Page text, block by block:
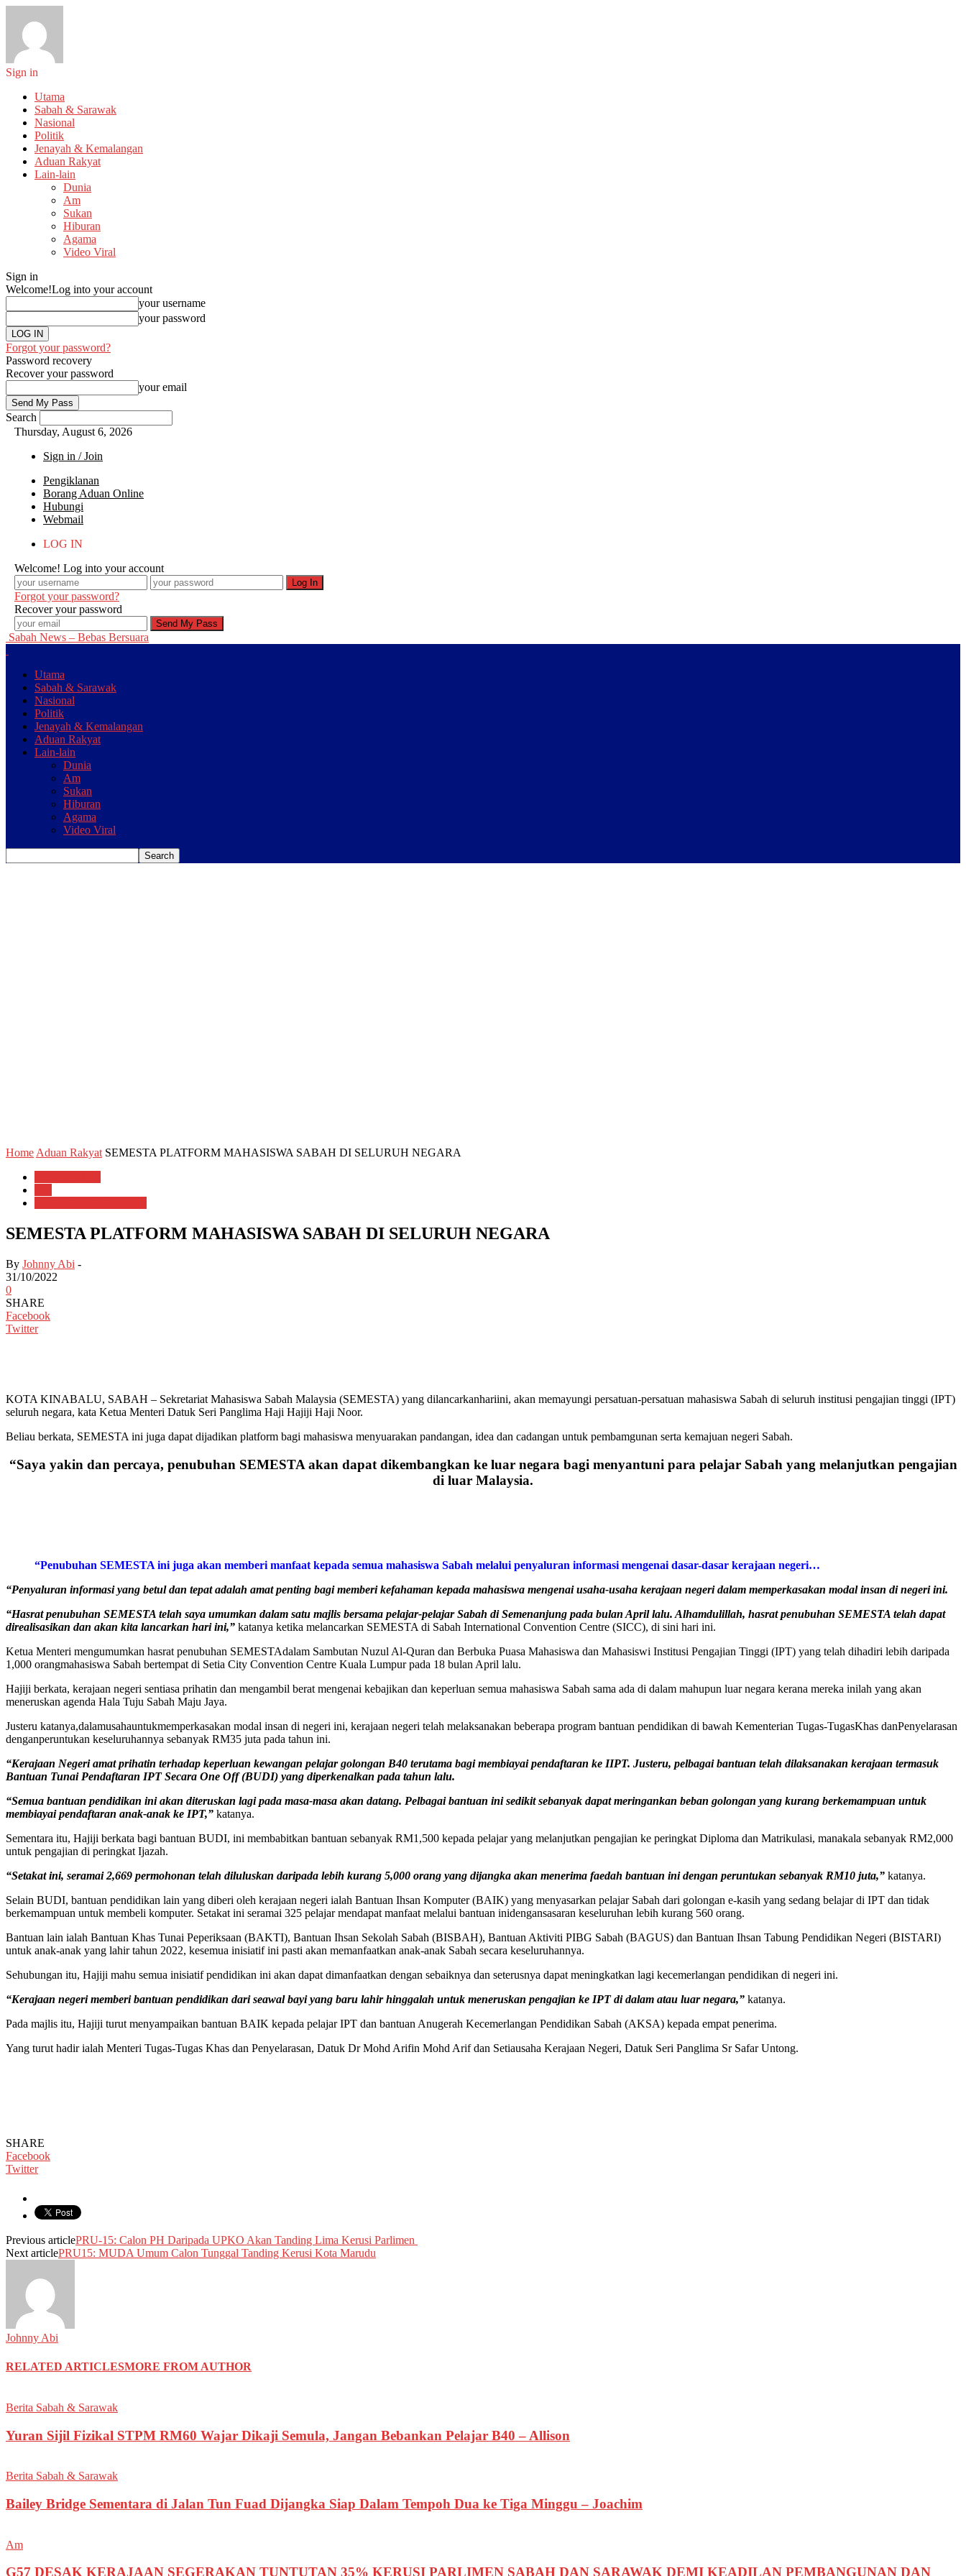
Sign in
Utama
Sabah & Sarawak
Nasional
Politik
Jenayah & Kemalangan
Aduan Rakyat
Lain-lain
Dunia
Am
Sukan
Hiburan
Agama
Video Viral
Sign in
Welcome!Log into your account
your username
your password
Forgot your password?
Password recovery
Recover your password
your email
Search
Thursday, August 6, 2026
Sign in / Join
Pengiklanan
Borang Aduan Online
Hubungi
Webmail
LOG IN
Welcome! Log into your account
Forgot your password?
Recover your password
Sabah News – Bebas Bersuara
Utama
Sabah & Sarawak
Nasional
Politik
Jenayah & Kemalangan
Aduan Rakyat
Lain-lain
Dunia
Am
Sukan
Hiburan
Agama
Video Viral
Home Aduan Rakyat SEMESTA PLATFORM MAHASISWA SABAH DI SELURUH NEGARA
SEMESTA PLATFORM MAHASISWA SABAH DI SELURUH NEGARA
By Johnny Abi -
31/10/2022
0
SHARE
Facebook
Twitter
KOTA KINABALU, SABAH – Sekretariat Mahasiswa Sabah Malaysia (SEMESTA) yang dilancarkanhariini, akan memayungi persatuan-persatuan mahasiswa Sabah di seluruh institusi pengajian tinggi (IPT)
seluruh negara, kata Ketua Menteri Datuk Seri Panglima Haji Hajiji Haji Noor.
Beliau berkata, SEMESTA ini juga dapat dijadikan platform bagi mahasiswa menyuarakan pandangan, idea dan cadangan untuk pembamgunan serta kemajuan negeri Sabah.
“Saya yakin dan percaya, penubuhan SEMESTA akan dapat dikembangkan ke luar negara bagi menyantuni para pelajar Sabah yang melanjutkan pengajian
di luar Malaysia.
“Penubuhan SEMESTA ini juga akan memberi manfaat kepada semua mahasiswa Sabah melalui penyaluran informasi mengenai dasar-dasar kerajaan negeri…
“Penyaluran informasi yang betul dan tepat adalah amat penting bagi memberi kefahaman kepada mahasiswa mengenai usaha-usaha kerajaan negeri dalam memperkasakan modal insan di negeri ini.
“Hasrat penubuhan SEMESTA telah saya umumkan dalam satu majlis bersama pelajar-pelajar Sabah di Semenanjung pada bulan April lalu. Alhamdulillah, hasrat penubuhan SEMESTA telah dapat
direalisasikan dan akan kita lancarkan hari ini,” katanya ketika melancarkan SEMESTA di Sabah International Convention Centre (SICC), di sini hari ini.
Ketua Menteri mengumumkan hasrat penubuhan SEMESTAdalam Sambutan Nuzul Al-Quran dan Berbuka Puasa Mahasiswa dan Mahasiswi Institusi Pengajian Tinggi (IPT) yang telah dihadiri lebih daripada
1,000 orangmahasiswa Sabah bertempat di Setia City Convention Centre Kuala Lumpur pada 18 bulan April lalu.
Hajiji berkata, kerajaan negeri sentiasa prihatin dan mengambil berat mengenai kebajikan dan keperluan semua mahasiswa Sabah sama ada di dalam mahupun luar negara kerana mereka inilah yang akan
meneruskan agenda Hala Tuju Sabah Maju Jaya.
Justeru katanya,dalamusahauntukmemperkasakan modal insan di negeri ini, kerajaan negeri telah melaksanakan beberapa program bantuan pendidikan di bawah Kementerian Tugas-TugasKhas danPenyelarasan
denganperuntukan keseluruhannya sebanyak RM35 juta pada tahun ini.
“Kerajaan Negeri amat prihatin terhadap keperluan kewangan pelajar golongan B40 terutama bagi membiayai pendaftaran ke IIPT. Justeru, pelbagai bantuan telah dilaksanakan kerajaan termasuk
Bantuan Tunai Pendaftaran IPT Secara One Off (BUDI) yang diperkenalkan pada tahun lalu.
“Semua bantuan pendidikan ini akan diteruskan lagi pada masa-masa akan datang. Pelbagai bantuan ini sedikit sebanyak dapat meringankan beban golongan yang kurang berkemampuan untuk
membiayai pendaftaran anak-anak ke IPT,” katanya.
Sementara itu, Hajiji berkata bagi bantuan BUDI, ini membabitkan bantuan sebanyak RM1,500 kepada pelajar yang melanjutkan pengajian ke peringkat Diploma dan Matrikulasi, manakala sebanyak RM2,000
untuk pengajian di peringkat Ijazah.
“Setakat ini, seramai 2,669 permohonan telah diluluskan daripada lebih kurang 5,000 orang yang dijangka akan menerima faedah bantuan ini dengan peruntukan sebanyak RM10 juta,” katanya.
Selain BUDI, bantuan pendidikan lain yang diberi oleh kerajaan negeri ialah Bantuan Ihsan Komputer (BAIK) yang menyasarkan pelajar Sabah dari golongan e-kasih yang sedang belajar di IPT dan tidak
berkemampuan untuk membeli komputer. Setakat ini seramai 325 pelajar mendapat manfaat melalui bantuan inidengansasaran keseluruhan lebih kurang 560 orang.
Bantuan lain ialah Bantuan Khas Tunai Peperiksaan (BAKTI), Bantuan Ihsan Sekolah Sabah (BISBAH), Bantuan Aktiviti PIBG Sabah (BAGUS) dan Bantuan Ihsan Tabung Pendidikan Negeri (BISTARI)
untuk anak-anak yang lahir tahun 2022, kesemua inisiatif ini pasti akan memanfaatkan anak-anak Sabah secara keseluruhannya.
Sehubungan itu, Hajiji mahu semua inisiatif pendidikan ini akan dapat dimanfaatkan dengan sebaiknya dan seterusnya dapat meningkatkan lagi kecemerlangan pendidikan di negeri ini.
“Kerajaan negeri memberi bantuan pendidikan dari seawal bayi yang baru lahir hinggalah untuk meneruskan pengajian ke IPT di dalam atau luar negara,” katanya.
Pada majlis itu, Hajiji turut menyampaikan bantuan BAIK kepada pelajar IPT dan bantuan Anugerah Kecemerlangan Pendidikan Sabah (AKSA) kepada empat penerima.
Yang turut hadir ialah Menteri Tugas-Tugas Khas dan Penyelarasan, Datuk Dr Mohd Arifin Mohd Arif dan Setiausaha Kerajaan Negeri, Datuk Seri Panglima Sr Safar Untong.
SHARE
Facebook
Twitter
Previous articlePRU-15: Calon PH Daripada UPKO Akan Tanding Lima Kerusi Parlimen
Next articlePRU15: MUDA Umum Calon Tunggal Tanding Kerusi Kota Marudu
Johnny Abi
RELATED ARTICLESMORE FROM AUTHOR
Berita Sabah & Sarawak
Yuran Sijil Fizikal STPM RM60 Wajar Dikaji Semula, Jangan Bebankan Pelajar B40 – Allison
Berita Sabah & Sarawak
Bailey Bridge Sementara di Jalan Tun Fuad Dijangka Siap Dalam Tempoh Dua ke Tiga Minggu – Joachim
Am
G57 DESAK KERAJAAN SEGERAKAN TUNTUTAN 35% KERUSI PARLIMEN SABAH DAN SARAWAK DEMI KEADILAN PEMBANGUNAN DAN